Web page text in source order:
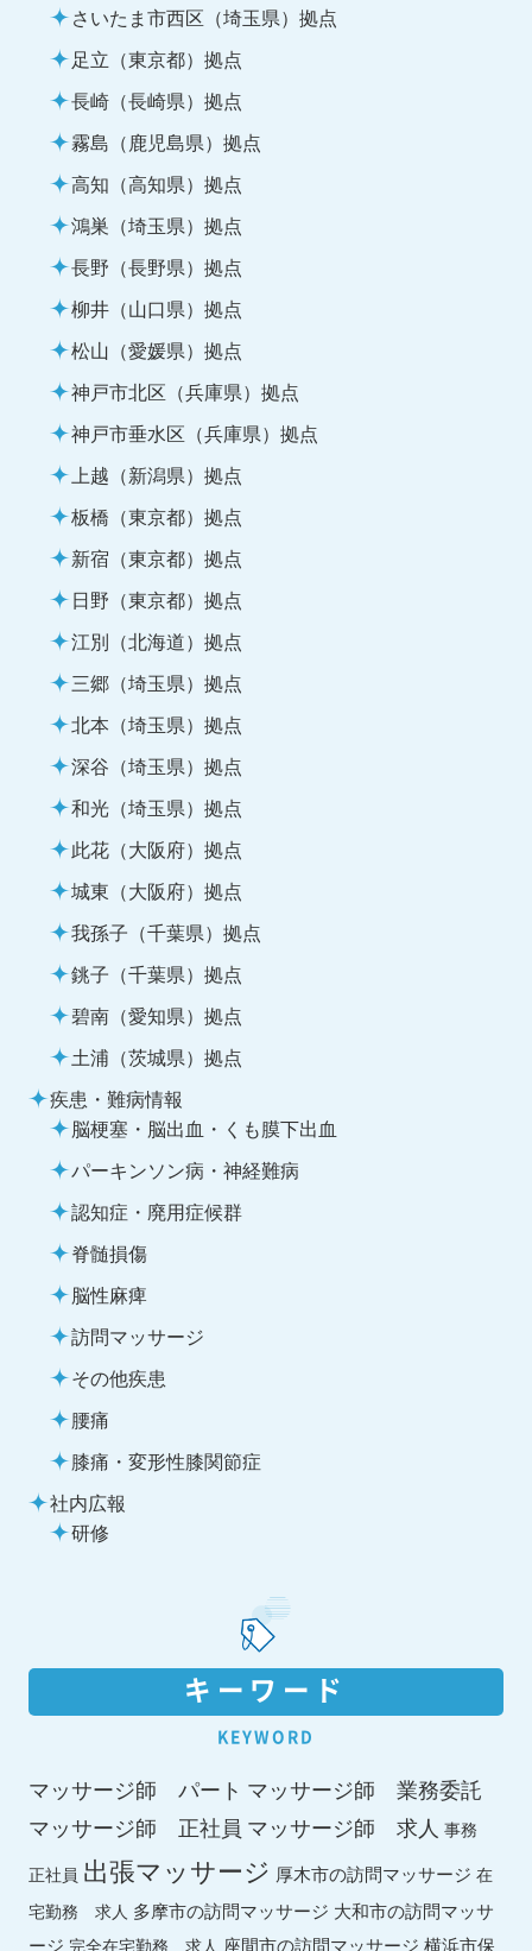
さいたま市西区（埼玉県）拠点
足立（東京都）拠点
長崎（長崎県）拠点
霧島（鹿児島県）拠点
高知（高知県）拠点
鴻巣（埼玉県）拠点
長野（長野県）拠点
柳井（山口県）拠点
松山（愛媛県）拠点
神戸市北区（兵庫県）拠点
神戸市垂水区（兵庫県）拠点
上越（新潟県）拠点
板橋（東京都）拠点
新宿（東京都）拠点
日野（東京都）拠点
江別（北海道）拠点
三郷（埼玉県）拠点
北本（埼玉県）拠点
深谷（埼玉県）拠点
和光（埼玉県）拠点
此花（大阪府）拠点
城東（大阪府）拠点
我孫子（千葉県）拠点
銚子（千葉県）拠点
碧南（愛知県）拠点
土浦（茨城県）拠点
疾患・難病情報
脳梗塞・脳出血・くも膜下出血
パーキンソン病・神経難病
認知症・廃用症候群
脊髄損傷
脳性麻痺
訪問マッサージ
その他疾患
腰痛
膝痛・変形性膝関節症
社内広報
研修
キーワード
KEYWORD
マッサージ師 パート マッサージ師 業務委託
マッサージ師 正社員 マッサージ師 求人 事務
正社員 出張マッサージ 厚木市の訪問マッサージ 在
宅勤務 求人 多摩市の訪問マッサージ 大和市の訪問マッサ
ージ 完全在宅勤務 求人 座間市の訪問マッサージ 横浜市保